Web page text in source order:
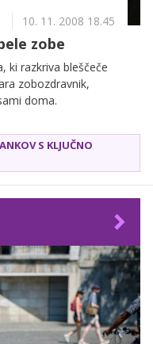
10. 11. 2008 18.45
zobe
ki razkriva bleščeče
zobozdravnik,
doma.
S KLJUČNO